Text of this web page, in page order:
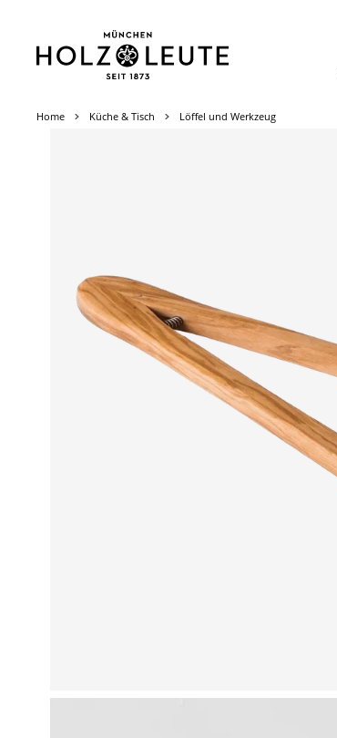
Home Küche & Tisch Löffel und Werkzeug